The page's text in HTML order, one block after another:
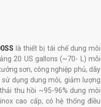
là thiết bị tái chế dung môi
20 US gallons (~70- L) mỗi
sơn, công nghiệp phủ, dây
dụng dung môi, giảm lượng
thu hồi ~95-96% dung môi
cao cấp, có hệ thống điều